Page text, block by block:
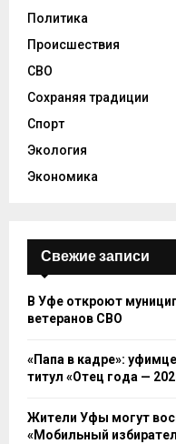
Политика
Происшествия
СВО
Сохраняя традиции
Спорт
Экология
Экономика
Свежие записи
В Уфе откроют
ветеранов СВО
«Папа в кадре»:
титул «Отец года —
Жители Уфы могут
«Мобильный